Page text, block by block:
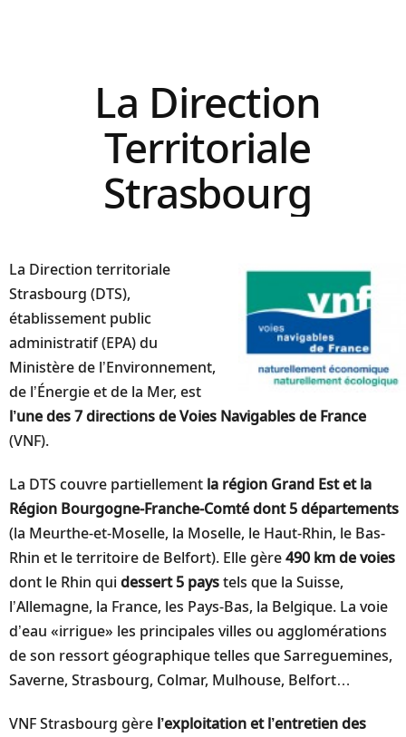
La Direction
Territoriale
Strasbourg
La Direction territoriale
Strasbourg (DTS),
établissement public
administratif (EPA) du
Ministère de l’Environnement,
de l’Énergie et de la Mer, est
l’une des 7 directions de Voies Navigables de France
(VNF).
La DTS couvre partiellement la région Grand Est et la
Région Bourgogne-Franche-Comté dont 5 départements
(la Meurthe-et-Moselle, la Moselle, le Haut-Rhin, le Bas-
Rhin et le territoire de Belfort). Elle gère490 km de voies
dont le Rhin qui dessert 5 paystels que la Suisse,
l’Allemagne, la France, les Pays-Bas, la Belgique. La voie
d’eau «irrigue» les principales villes ou agglomérations
de son ressort géographique telles que Sarreguemines,
Saverne, Strasbourg, Colmar, Mulhouse, Belfort…
VNF Strasbourg gère l’exploitation et l’entretien des